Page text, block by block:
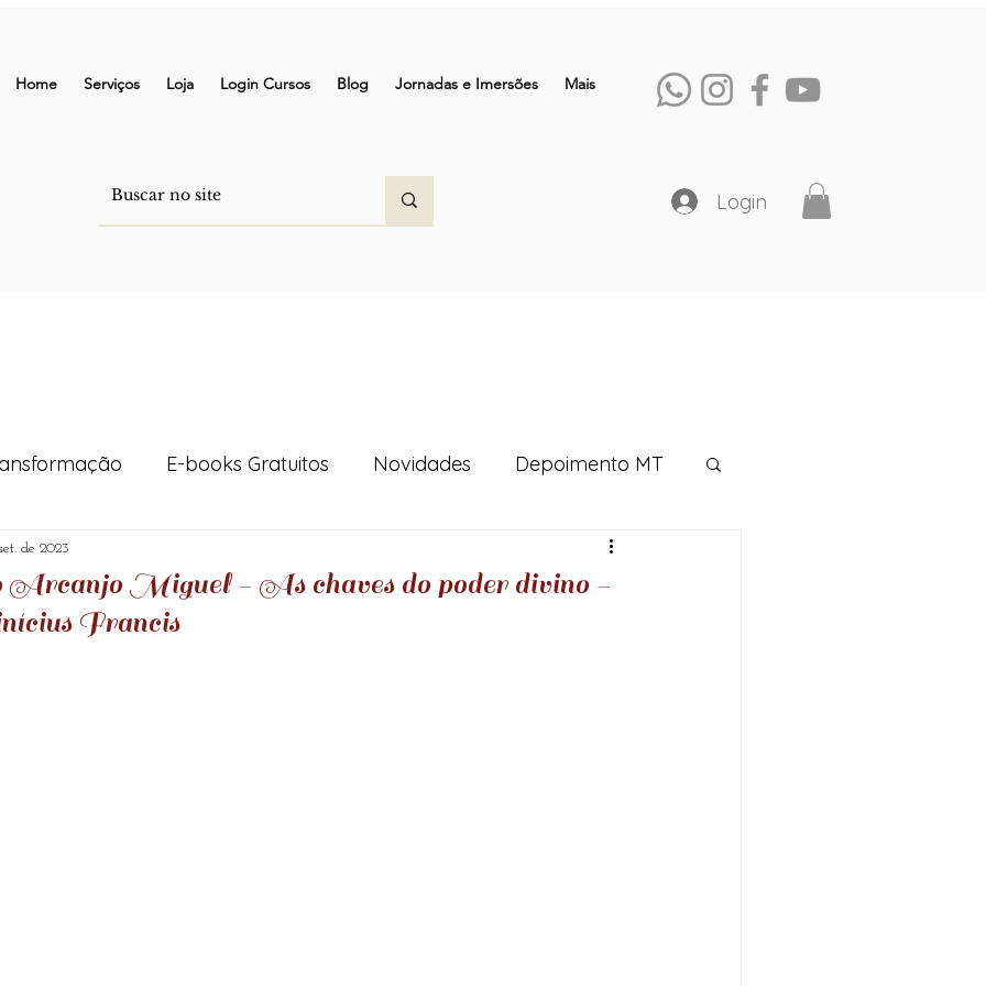
Home Serviços Loja Login Cursos Blog Jornadas e Imersões Mais
Login
E-books Gratuitos Novidades Depoimento MT
Textos e reflexões E-books
mensais Meditação
Arcanjo Miguel - As chaves do poder divino -
Francis
de 2023
5 estrelas.